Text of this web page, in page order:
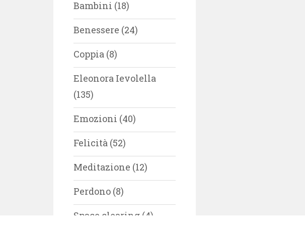
Bambini (18)
Benessere (24)
Coppia(8)
Eleonora Ievolella
(135)
Emozioni (40)
Felicità(52)
Meditazione (12)
Perdono(8)
Space clearing(4)